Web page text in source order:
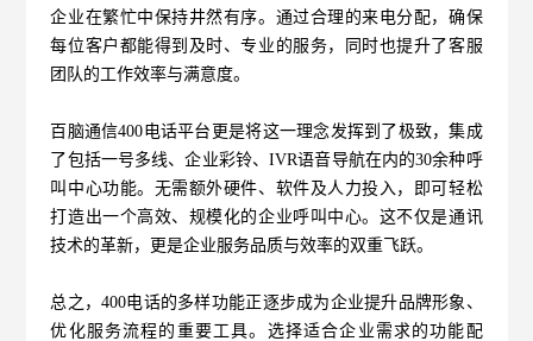
企业在繁忙中保持井然有序。通过合理的来电分配，确保
每位客户都能得到及时、专业的服务，同时也提升了客服
团队的工作效率与满意度。
百脑通信400电话平台更是将这一理念发挥到了极致，集成
了包括一号多线、企业彩铃、IVR语音导航在内的30余种呼
叫中心功能。无需额外硬件、软件及人力投入，即可轻松
打造出一个高效、规模化的企业呼叫中心。这不仅是通讯
技术的革新，更是企业服务品质与效率的双重飞跃。
总之，400电话的多样功能正逐步成为企业提升品牌形象、
优化服务流程的重要工具。选择适合企业需求的功能配